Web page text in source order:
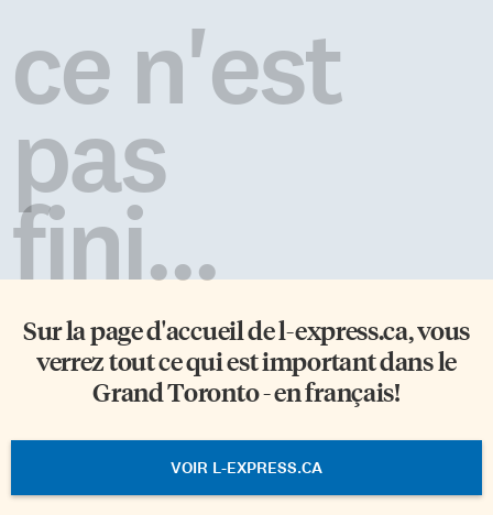
ce n'est
pas
fini...
Sur la page d'accueil del-express.ca, vous
verrez tout ce qui est important dans le
Grand Toronto - en français!
VOIR L-EXPRESS.CA